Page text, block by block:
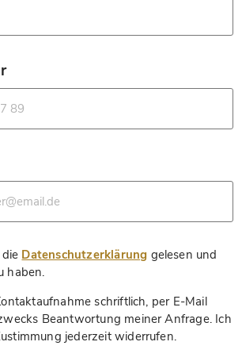
Datenschutzerklärung gelesen und
haben.
schriftlich, per E-Mail
Beantwortung meiner Anfrage. Ich
jederzeit widerrufen.